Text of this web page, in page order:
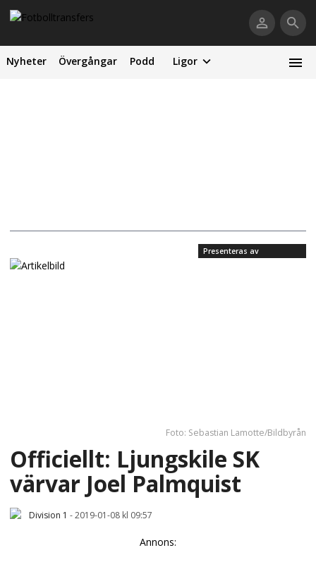
Nyheter Övergångar Podd Ligor
Presenteras av
Foto: Sebastian Lamotte/Bildbyrån
Officiellt: Ljungskile SK
värvar Joel Palmquist
Division 1 -2019-01-08 kl 09:57
Annons: